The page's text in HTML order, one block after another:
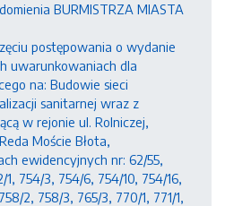
BURMISTRZA MIASTA
postępowania o wydanie
uwarunkowaniach dla
na: Budowie sieci
sanitarnej wraz z
w rejonie ul. Rolniczej,
Moście Błota,
ewidencyjnych nr: 62/55,
1, 754/3, 754/6, 754/10, 754/16,
2, 758/3, 765/3, 770/1, 771/1,